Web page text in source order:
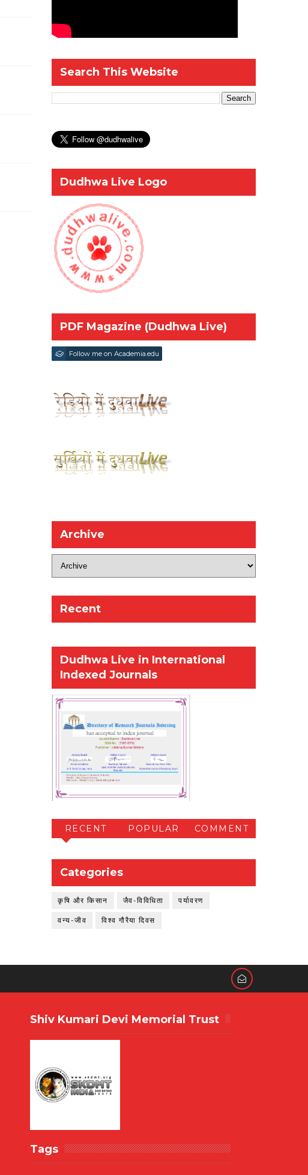
Search This Website
Dudhwa Live Logo
PDF Magazine (Dudhwa Live)
Follow me on Academia.edu
Archive
Recent
Dudhwa Live in International
Indexed Journals
RECENT POPULAR COMMENT
Categories
कृषि और किसान जैव-विविधिता पर्यावरण
वन्य-जीव विश्व गौरैया दिवस
Shiv Kumari Devi Memorial Trust
Tags